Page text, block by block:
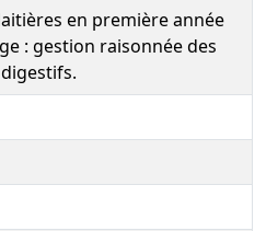
en première année
: gestion raisonnée des